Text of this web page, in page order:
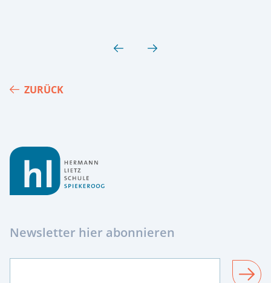
ZURÜCK
Newsletter hier abonnieren